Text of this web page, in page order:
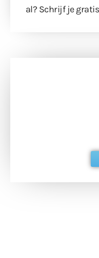
al? Schrijf je